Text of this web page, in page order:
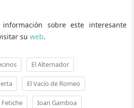
sobre este interesante
su web.
El Alternador
El Vacío de Romeo
Fetiche Ioan Gamboa